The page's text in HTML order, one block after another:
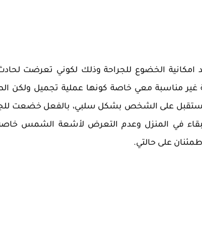
امكانية الخضوع للجراحة وذلك لكوني تعرضت
غير مناسبة معي خاصة كونها عملية تجميل ولكن
على الشخص بشكل سلبي، بالفعل خضعت
في المنزل وعدم التعرض لأشعة الشمس
على حالتي.